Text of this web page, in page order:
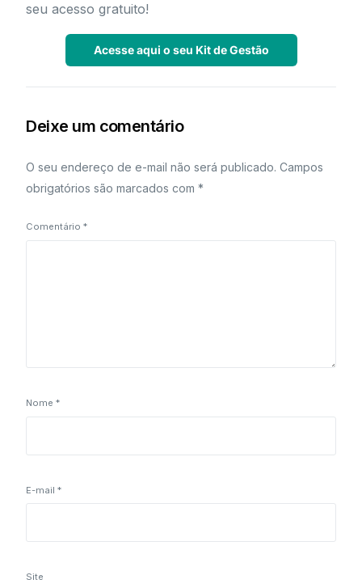
seu acesso gratuito!
Acesse aqui o seu Kit de Gestão
Deixe um comentário
O seu endereço de e-mail não será publicado. Campos
obrigatórios são marcados com*
Comentário*
Nome*
E-mail*
Site